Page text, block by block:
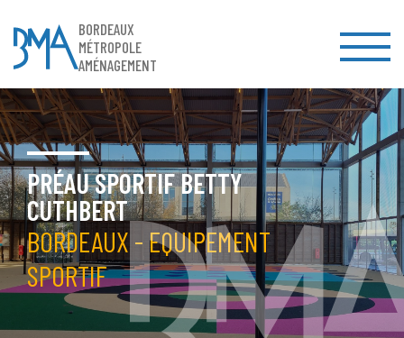
BORDEAUX
MÉTROPOLE
AMÉNAGEMENT
PRÉAU SPORTIF BETTY
CUTHBERT
BORDEAUX - EQUIPEMENT
SPORTIF